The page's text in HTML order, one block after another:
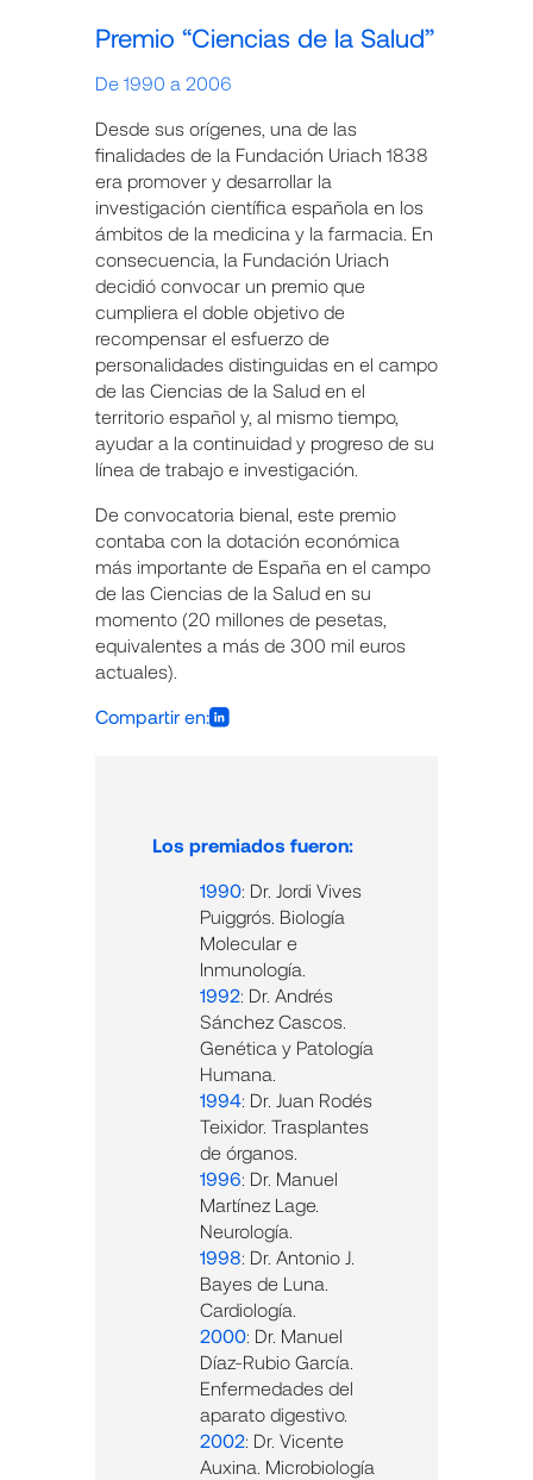
Premio “Ciencias de la Salud”
De 1990 a 2006
Desde sus orígenes, una de las
finalidades de la Fundación Uriach 1838
era promover y desarrollar la
investigación científica española en los
ámbitos de la medicina y la farmacia. En
consecuencia, la Fundación Uriach
decidió convocar un premio que
cumpliera el doble objetivo de
recompensar el esfuerzo de
personalidades distinguidas en el campo
de las Ciencias de la Salud en el
territorio español y, al mismo tiempo,
ayudar a la continuidad y progreso de su
línea de trabajo e investigación.
De convocatoria bienal, este premio
contaba con la dotación económica
más importante de España en el campo
de las Ciencias de la Salud en su
momento (20 millones de pesetas,
equivalentes a más de 300 mil euros
actuales).
Compartir en:
Los premiados fueron:
1990: Dr. Jordi Vives
Puiggrós. Biología
Molecular e
Inmunología.
1992: Dr. Andrés
Sánchez Cascos.
Genética y Patología
Humana.
1994: Dr. Juan Rodés
Teixidor. Trasplantes
de órganos.
1996: Dr. Manuel
Martínez Lage.
Neurología.
1998: Dr. Antonio J.
Bayes de Luna.
Cardiología.
2000: Dr. Manuel
Díaz-Rubio García.
Enfermedades del
aparato digestivo.
2002: Dr. Vicente
Auxina. Microbiología